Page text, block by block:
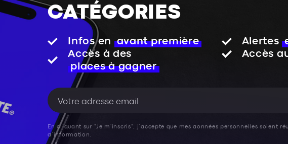
CATÉGORIES
Infos en avant première Alertes
Accès à des
places à gagner
Accès
En cliquant sur "Je m'inscris", j’accepte que mes données personnelles soient
d’information.